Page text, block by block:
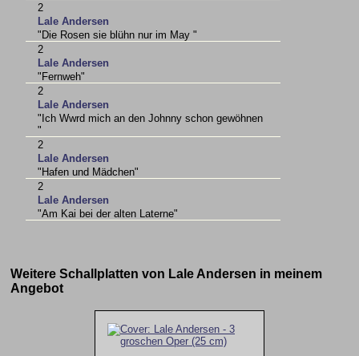
2
Lale Andersen
"Die Rosen sie blühn nur im May "
2
Lale Andersen
"Fernweh"
2
Lale Andersen
"Ich Wwrd mich an den Johnny schon gewöhnen
"
2
Lale Andersen
"Hafen und Mädchen"
2
Lale Andersen
"Am Kai bei der alten Laterne"
Weitere Schallplatten von Lale Andersen in meinem
Angebot